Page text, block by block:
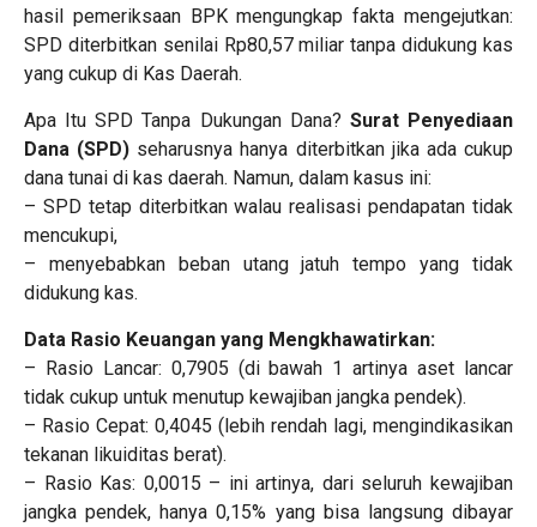
hasil pemeriksaan BPK mengungkap fakta mengejutkan:
SPD diterbitkan senilai Rp80,57 miliar tanpa didukung kas
yang cukup di Kas Daerah.
Apa Itu SPD Tanpa Dukungan Dana? Surat Penyediaan
Dana (SPD) seharusnya hanya diterbitkan jika ada cukup
dana tunai di kas daerah. Namun, dalam kasus ini:
– SPD tetap diterbitkan walau realisasi pendapatan tidak
mencukupi,
– menyebabkan beban utang jatuh tempo yang tidak
didukung kas.
Data Rasio Keuangan yang Mengkhawatirkan:
– Rasio Lancar: 0,7905 (di bawah 1 artinya aset lancar
tidak cukup untuk menutup kewajiban jangka pendek).
– Rasio Cepat: 0,4045 (lebih rendah lagi, mengindikasikan
tekanan likuiditas berat).
– Rasio Kas: 0,0015 – ini artinya, dari seluruh kewajiban
jangka pendek, hanya 0,15% yang bisa langsung dibayar